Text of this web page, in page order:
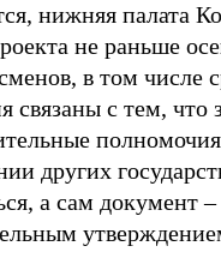
нижняя палата
не раньше
в том числе
связаны с тем,
других
а сам документ